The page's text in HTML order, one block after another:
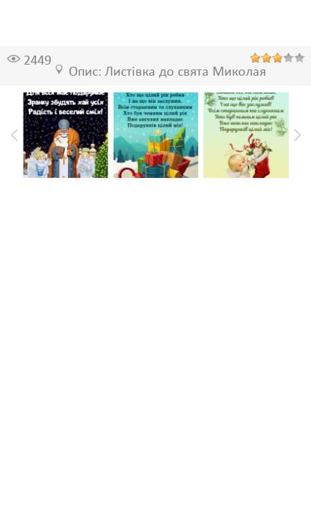
2449
Опис: Листівка до свята Миколая